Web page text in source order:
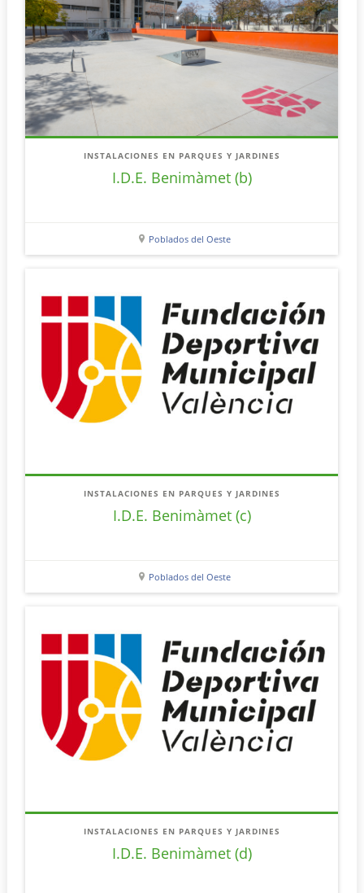
INSTALACIONES EN PARQUES Y JARDINES
I.D.E. Benimàmet (b)
Poblados del Oeste
INSTALACIONES EN PARQUES Y JARDINES
I.D.E. Benimàmet (c)
Poblados del Oeste
INSTALACIONES EN PARQUES Y JARDINES
I.D.E. Benimàmet (d)